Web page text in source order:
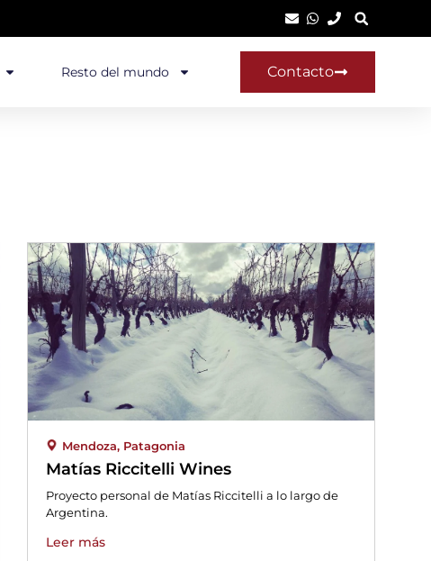
Resto del mundo Contacto
Mendoza, Patagonia
Matías Riccitelli Wines
Proyecto personal de Matías Riccitelli a lo largo de
Argentina.
Leer más